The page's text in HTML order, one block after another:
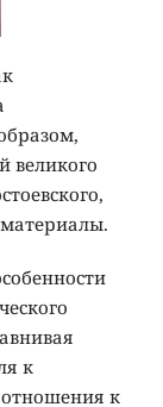
великого
к
к